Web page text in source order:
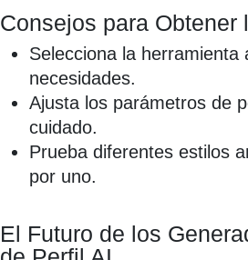
Consejos para Obtener
Selecciona la herramienta
necesidades.
Ajusta los parámetros de
cuidado.
Prueba diferentes estilos
por uno.
El Futuro de los